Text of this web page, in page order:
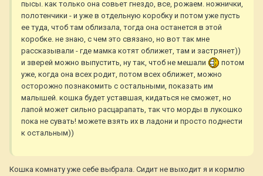
пысы. как только она совьет гнездо, все, рожаем. ножнички,
полотенчики - и уже в отдельную коробку и потом уже пусть
ее туда, чтоб там облизала, тогда она останется в этой
коробке. не знаю, с чем это связано, но вот так мне
рассказывали - где мамка котят оближет, там и застрянет))
и зверей можно выпустить, ну так, чтоб не мешали
потом
уже, когда она всех родит, потом всех оближет, можно
осторожно познакомить с остальными, показать им
малышей. кошка будет уставшая, кидаться не сможет, но
лапой может сильно расцарапать, так что морды в лукошко
пока не сувать! можете взять их в ладони и просто поднести
к остальным))
Кошка комнату уже себе выбрала. Сидит не выходит я и кормлю